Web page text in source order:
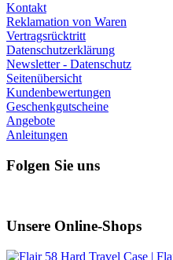
Kontakt
Reklamation von Waren
Vertragsrücktritt
Datenschutzerklärung
Newsletter - Datenschutz
Seitenübersicht
Kundenbewertungen
Geschenkgutscheine
Angebote
Anleitungen
Folgen Sie uns
Unsere Online-Shops